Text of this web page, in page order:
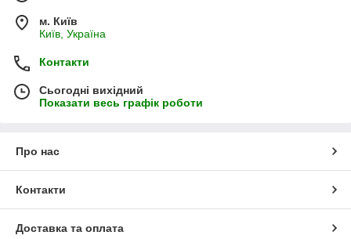
м. Київ
Київ, Україна
Контакти
Сьогодні вихідний
Показати весь графік роботи
Про нас
Контакти
Доставка та оплата